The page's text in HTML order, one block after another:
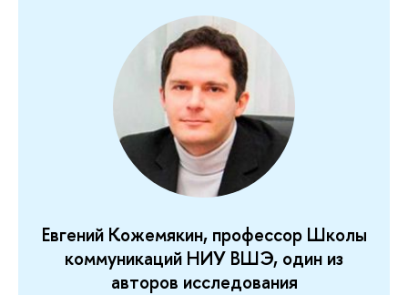
Евгений Кожемякин, профессор Школы
коммуникаций НИУ ВШЭ, один из
авторов исследования